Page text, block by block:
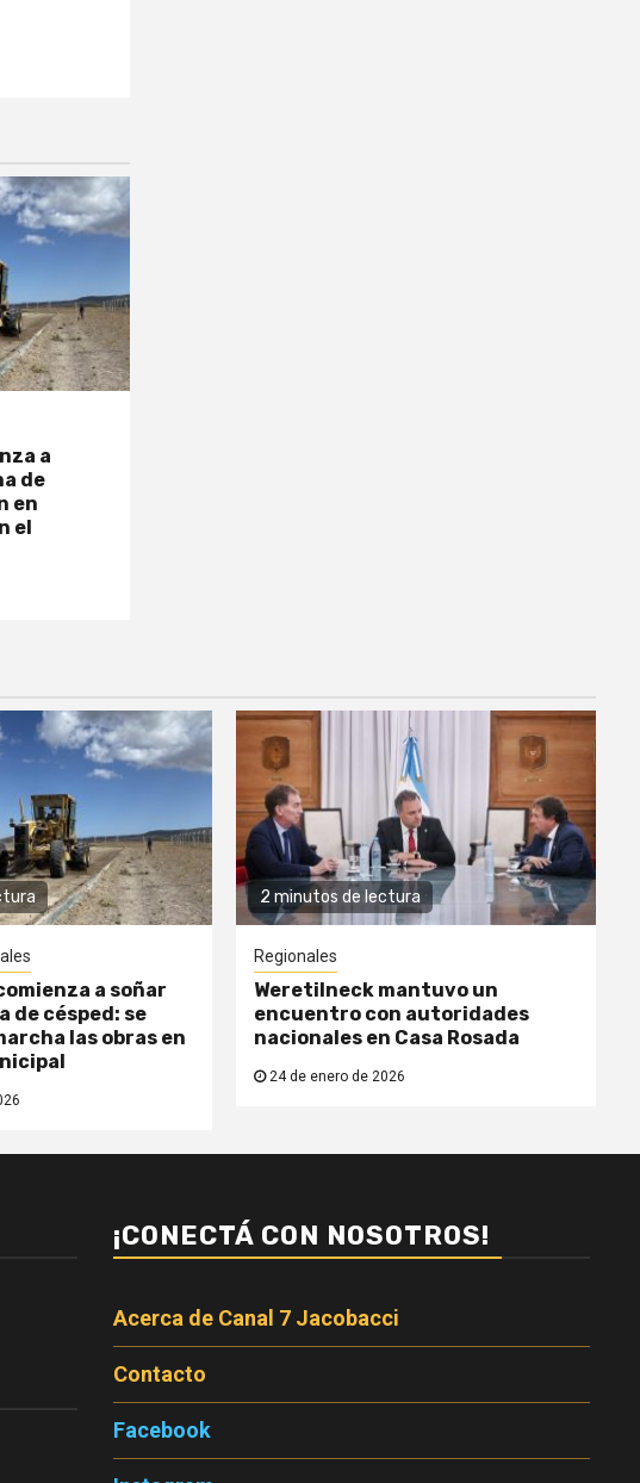
a
de
en
el
a soñar
de césped: se
las obras en
2 minutos de lectura
Regionales
Weretilneck mantuvo un
encuentro con autoridades
nacionales en Casa Rosada
24 de enero de 2026
¡CONECTÁ CON NOSOTROS!
Acerca de Canal 7 Jacobacci
Contacto
Facebook